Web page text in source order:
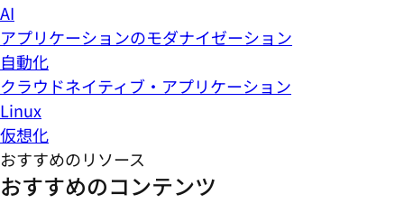
AI
アプリケーションのモダナイゼーション
自動化
クラウドネイティブ・アプリケーション
Linux
仮想化
おすすめのリソース
おすすめのコンテンツ